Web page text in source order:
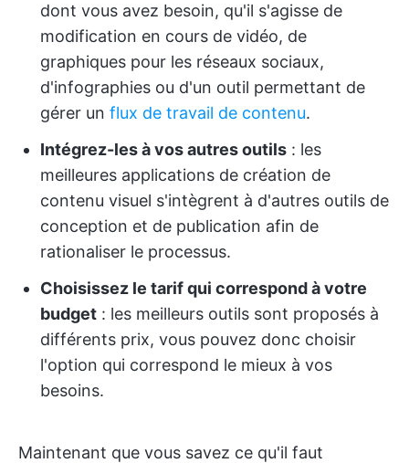
dont vous avez besoin, qu'il s'agisse de
modification en cours de vidéo, de
graphiques pour les réseaux sociaux,
d'infographies ou d'un outil permettant de
gérer un flux de travail de contenu.
Intégrez-les à vos autres outils : les
meilleures applications de création de
contenu visuel s'intègrent à d'autres outils de
conception et de publication afin de
rationaliser le processus.
Choisissez le tarif qui correspond à votre
budget : les meilleurs outils sont proposés à
différents prix, vous pouvez donc choisir
l'option qui correspond le mieux à vos
besoins.
Maintenant que vous savez ce qu'il faut